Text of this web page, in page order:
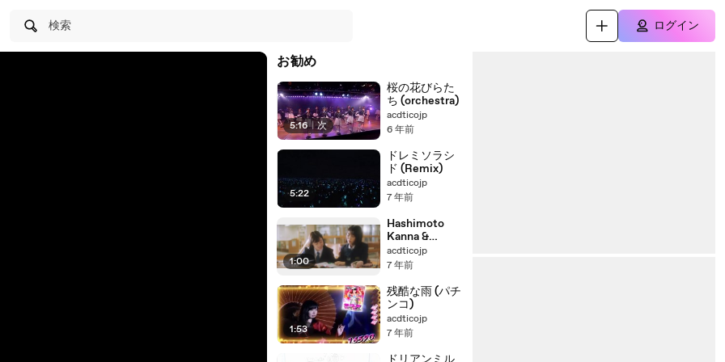
検索 ログイン
お勧め
5:16 | 次
桜の花びらた
ち (orchestra)
acdticojp
6 年前
5:22
ドレミソラシ
ド (Remix)
acdticojp
7 年前
1:00
Hashimoto
Kanna &
Hamabe
Minami :
acdticojp
7 年前
1:53
残酷な雨 (パチ
ンコ)
acdticojp
7 年前